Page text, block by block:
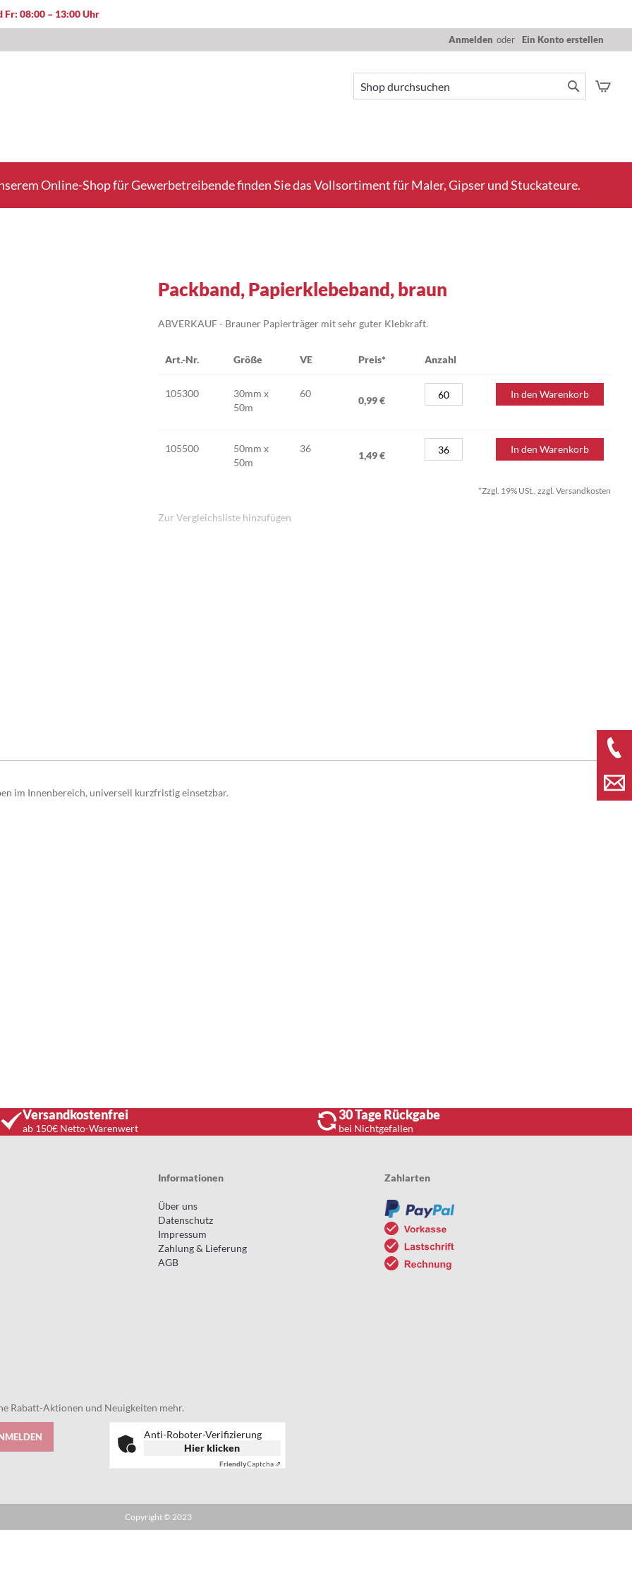
Fr: 08:00 – 13:00 Uhr
Anmelden Ein Konto erstellen
Suche
Online-Shop für Gewerbetreibende finden Sie das Vollsortiment für Maler, Gipser und Stuckateure.
Packband, Papierklebeband, braun
ABVERKAUF - Brauner Papierträger mit sehr guter Klebkraft.
Produkte
Art.-Nr. Größe VE Preis* Anzahl
105300
30mm x
50m
60
0,99 €
In den Warenkorb
105500
50mm x
50m
36
1,49 €
In den Warenkorb
*Zzgl. 19% USt., zzgl. Versandkosten
Zur Vergleichsliste hinzufügen
im Innenbereich, universell kurzfristig einsetzbar.
Versandkostenfrei
ab 150€ Netto-Warenwert
30 Tage Rückgabe
bei Nichtgefallen
Informationen
Über uns
Datenschutz
Impressum
Zahlung & Lieferung
AGB
Zahlarten
Rabatt-Aktionen und Neuigkeiten mehr.
Anti-Roboter-Verifizierung
Hier klicken
FriendlyCaptcha ⇗
Copyright © 2023